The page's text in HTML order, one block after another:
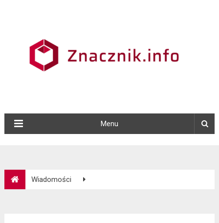
Menu
Wiadomości